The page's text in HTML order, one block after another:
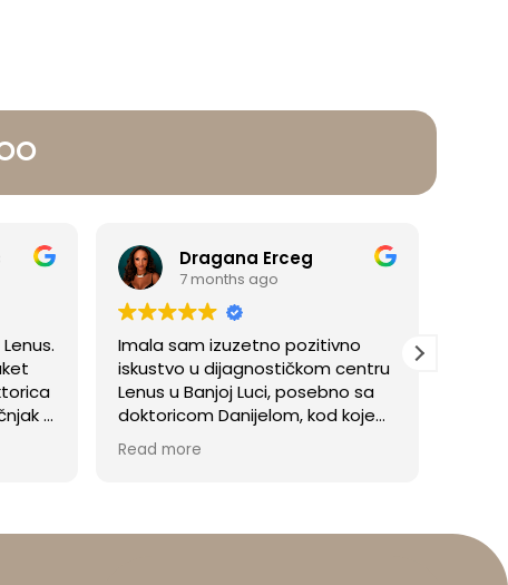
i
Dragana Erceg
7 months ago
Imala sam izuzetno pozitivno
iskustvo u dijagnostičkom centru
Lenus u Banjoj Luci, posebno sa
doktoricom Danijelom, kod koje
sam radila mamografiju i UZV u
okviru paketa Lady 40+.
stručna, temeljita i profesionalna,
Read more